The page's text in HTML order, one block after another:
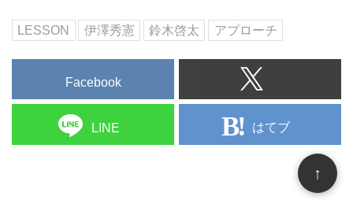
LESSON 伊澤秀憲 鈴木啓太 アプローチ
Facebook
LINE はてブ
↑